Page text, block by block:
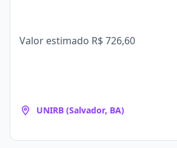
Valor estimado R$ 726,60
UNIRB (Salvador, BA)